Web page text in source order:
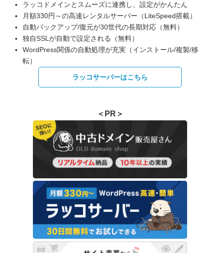
ラッコドメインとスムーズに連携し、設定がかんたん
月額330円～の高速レンタルサーバー（LiteSpeed搭載）
自動バックアップ/復元が30世代の長期対応（無料）
独自SSLが自動で設定される（無料）
WordPress関係の自動処理が充実（インストール/複製/移
転）
ラッコサーバーはこちら
＜PR＞